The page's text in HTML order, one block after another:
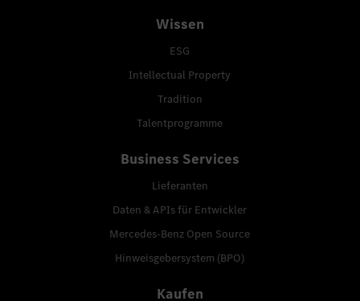
Wissen
ESG
Intellectual Property
Tradition
Talentprogramme
Business Services
Lieferanten
Daten & APIs für Entwickler
Mercedes-Benz Open Source
Hinweisgebersystem (BPO)
Kaufen